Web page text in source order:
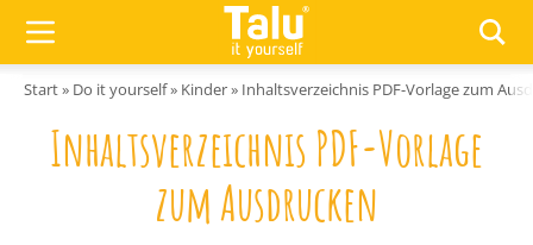
Start» Do it yourself» Kinder» Inhaltsverzeichnis PDF-Vorlage zum
Inhaltsverzeichnis PDF-Vorlage
zum Ausdrucken